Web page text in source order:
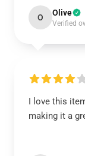
O Olive
Verified
I love this
making it a